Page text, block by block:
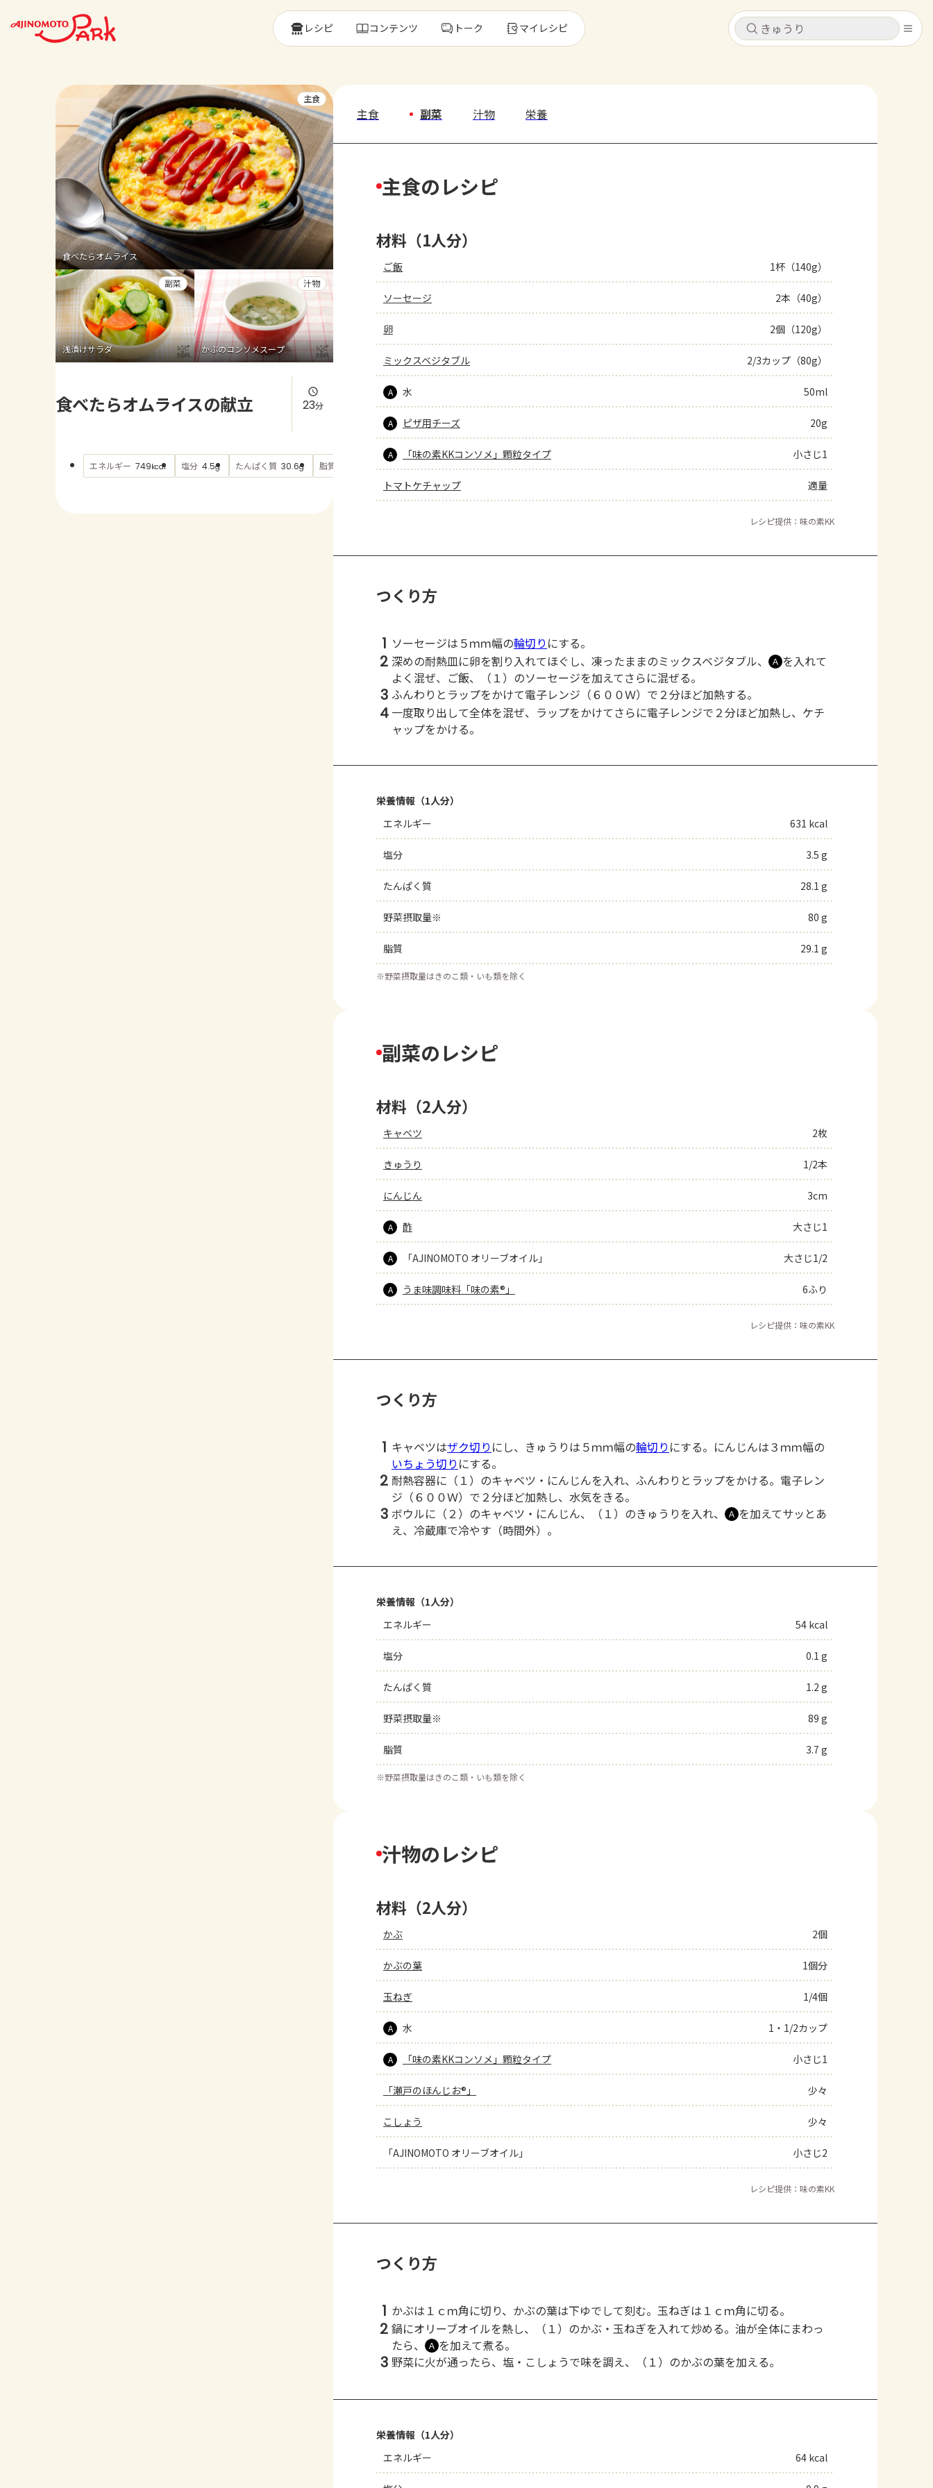
キャンセル
よくあるお問い合わせ
お買い物
キャンセル
レシピ コンテンツ トーク マイレシピ
食べたらオムライス
主食
浅漬けサラダ
副菜
かぶのコンソメスープ
汁物
食べたらオムライスの献立 23分
エネルギー 749kcal 塩分 4.5g たんぱく質 30.6g 脂質 もっと見る
主食 副菜 汁物 栄養
主食のレシピ
材料（1人分）
ご飯 1杯（140g）
ソーセージ 2本（40g）
卵 2個（120g）
ミックスベジタブル 2/3カップ（80g）
A 水 50ml
A ピザ用チーズ 20g
A 「味の素KKコンソメ」顆粒タイプ 小さじ1
トマトケチャップ 適量
レシピ提供：味の素KK
つくり方
1 ソーセージは５ｍｍ幅の輪切り にする。
2 深めの耐熱皿に卵を割り入れてほぐし、凍ったままのミックスベジタブル、 Ａ を入れて
よく混ぜ、ご飯、（１）のソーセージを加えてさらに混ぜる。
3 ふんわりとラップをかけて電子レンジ（６００Ｗ）で２分ほど加熱する。
4 一度取り出して全体を混ぜ、ラップをかけてさらに電子レンジで２分ほど加熱し、ケチ
ャップをかける。
栄養情報（1人分）
エネルギー
631 kcal
塩分 3.5 g
たんぱく質 28.1 g
野菜摂取量※ 80 g
脂質 29.1 g
※野菜摂取量はきのこ類・いも類を除く
副菜のレシピ
材料（2人分）
キャベツ 2枚
きゅうり 1/2本
にんじん 3cm
A 酢 大さじ1
A 「AJINOMOTO オリーブオイル」 大さじ1/2
A うま味調味料「味の素®」 6ふり
レシピ提供：味の素KK
つくり方
1 キャベツはザク切り にし、きゅうりは５ｍｍ幅の輪切り にする。にんじんは３ｍｍ幅の
いちょう切り にする。
2 耐熱容器に（１）のキャベツ・にんじんを入れ、ふんわりとラップをかける。電子レン
ジ（６００Ｗ）で２分ほど加熱し、水気をきる。
3 ボウルに（２）のキャベツ・にんじん、（１）のきゅうりを入れ、 Ａ を加えてサッとあ
え、冷蔵庫で冷やす（時間外）。
栄養情報（1人分）
エネルギー
54 kcal
塩分 0.1 g
たんぱく質 1.2 g
野菜摂取量※ 89 g
脂質 3.7 g
※野菜摂取量はきのこ類・いも類を除く
汁物のレシピ
材料（2人分）
かぶ 2個
かぶの葉 1個分
玉ねぎ 1/4個
A 水 1・1/2カップ
A 「味の素KKコンソメ」顆粒タイプ 小さじ1
「瀬戸のほんじお®」 少々
こしょう 少々
「AJINOMOTO オリーブオイル」 小さじ2
レシピ提供：味の素KK
つくり方
1 かぶは１ｃｍ角に切り、かぶの葉は下ゆでして刻む。玉ねぎは１ｃｍ角に切る。
2 鍋にオリーブオイルを熱し、（１）のかぶ・玉ねぎを入れて炒める。油が全体にまわっ
たら、
Ａ を加えて煮る。
3 野菜に火が通ったら、塩・こしょうで味を調え、（１）のかぶの葉を加える。
栄養情報（1人分）
エネルギー
64 kcal